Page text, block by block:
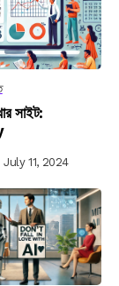
সাইট:
July 11, 2024